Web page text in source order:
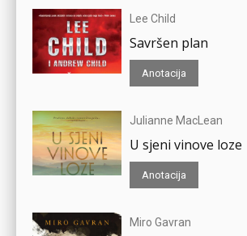
Lee Child
Savršen plan
Anotacija
Julianne MacLean
U sjeni vinove loze
Anotacija
Miro Gavran